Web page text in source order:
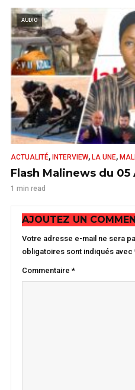
AUDIO
ACTUALITÉ, INTERVIEW, LA UNE, MALI
Flash Malinews du
1 min read
AJOUTEZ UN
Votre adresse e-mail ne sera
obligatoires sont indiqués avec
Commentaire *